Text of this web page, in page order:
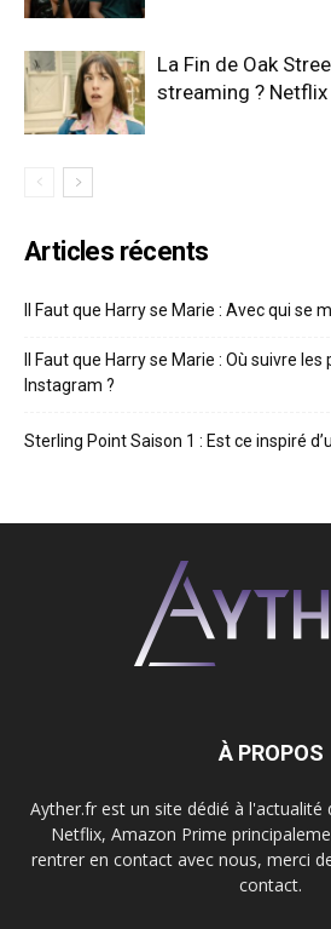
La Fin de Oak
streaming ? Netflix
Articles récents
Il Faut que Harry se Marie : Avec qui se
Il Faut que Harry se Marie : Où suivre
Instagram ?
Sterling Point Saison 1 : Est ce inspiré
À PROPOS
Ayther.fr est un site dédié à l'actualité
Netflix, Amazon Prime
rentrer en contact avec nous, merci
contact.